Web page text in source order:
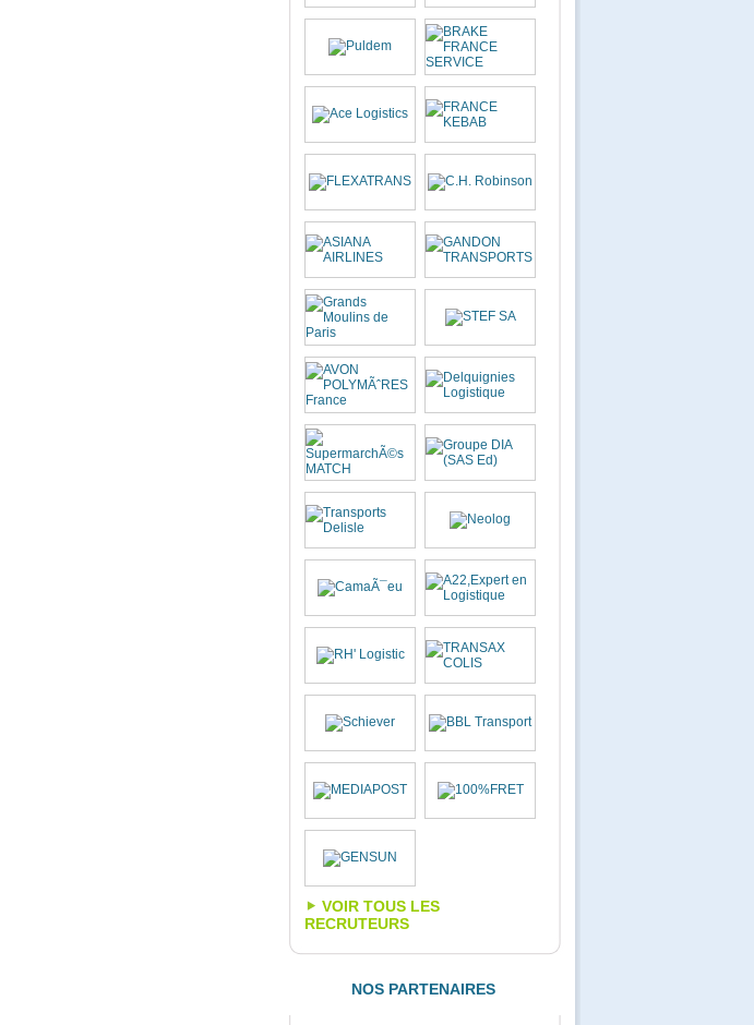
VOIR TOUS LES
RECRUTEURS
NOS PARTENAIRES